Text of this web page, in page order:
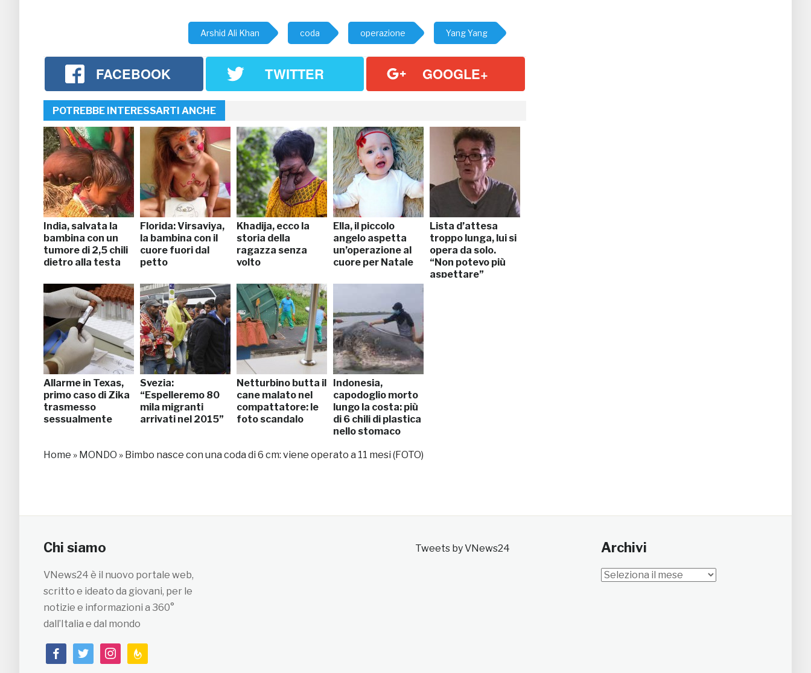
Arshid Ali Khan coda operazione Yang Yang
FACEBOOK TWITTER GOOGLE+
POTREBBE INTERESSARTI ANCHE
India, salvata la
bambina con un
tumore di 2,5 chili
dietro alla testa
Florida: Virsaviya,
la bambina con il
cuore fuori dal
petto
Khadija, ecco la
storia della
ragazza senza
volto
Ella, il piccolo
angelo aspetta
un’operazione al
cuore per Natale
Lista d’attesa
troppo lunga, lui si
opera da solo.
“Non potevo più
aspettare”
Allarme in Texas,
primo caso di Zika
trasmesso
sessualmente
Svezia:
“Espelleremo 80
mila migranti
arrivati nel 2015”
Netturbino butta il
cane malato nel
compattatore: le
foto scandalo
Indonesia,
capodoglio morto
lungo la costa: più
di 6 chili di plastica
nello stomaco
Home » MONDO » Bimbo nasce con una coda di 6 cm: viene operato a 11 mesi (FOTO)
Chi siamo
VNews24 è il nuovo portale web,
scritto e ideato da giovani, per le
notizie e informazioni a 360°
dall’Italia e dal mondo
facebooktwitterinstagramfeedburner
Tweets by VNews24 Archivi
Archivi